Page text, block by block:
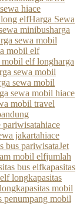
hiace
elfHarga Sewa
minibusharga
sewa mobil
mobil elf
mobil elf longharga
sewa mobil
sewa mobil
sewa mobil hiace
mobil travel
pariwisatahiace
jakartahiace
bus pariwisataJet
mobil elfjumlah
bus elfkapasitas
longkapasitas
kapasitas mobil
penumpang mobil